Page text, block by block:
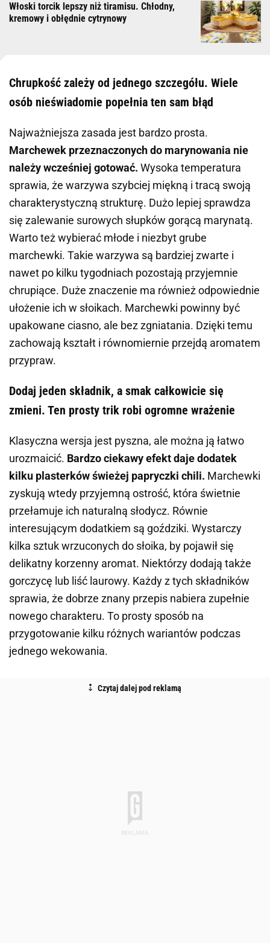
Włoski torcik lepszy niż tiramisu. Chłodny,
kremowy i obłędnie cytrynowy
Chrupkość zależy od jednego szczegółu. Wiele
osób nieświadomie popełnia ten sam błąd
Najważniejsza zasada jest bardzo prosta.
Marchewek przeznaczonych do marynowania nie
należy wcześniej gotować. Wysoka temperatura
sprawia, że warzywa szybciej miękną i tracą swoją
charakterystyczną strukturę. Dużo lepiej sprawdza
się zalewanie surowych słupków gorącą marynatą.
Warto też wybierać młode i niezbyt grube
marchewki. Takie warzywa są bardziej zwarte i
nawet po kilku tygodniach pozostają przyjemnie
chrupiące. Duże znaczenie ma również odpowiednie
ułożenie ich w słoikach. Marchewki powinny być
upakowane ciasno, ale bez zgniatania. Dzięki temu
zachowają kształt i równomiernie przejdą aromatem
przypraw.
Dodaj jeden składnik, a smak całkowicie się
zmieni. Ten prosty trik robi ogromne wrażenie
Klasyczna wersja jest pyszna, ale można ją łatwo
urozmaicić. Bardzo ciekawy efekt daje dodatek
kilku plasterków świeżej papryczki chili. Marchewki
zyskują wtedy przyjemną ostrość, która świetnie
przełamuje ich naturalną słodycz. Równie
interesującym dodatkiem są goździki. Wystarczy
kilka sztuk wrzuconych do słoika, by pojawił się
delikatny korzenny aromat. Niektórzy dodają także
gorczycę lub liść laurowy. Każdy z tych składników
sprawia, że dobrze znany przepis nabiera zupełnie
nowego charakteru. To prosty sposób na
przygotowanie kilku różnych wariantów podczas
jednego wekowania.